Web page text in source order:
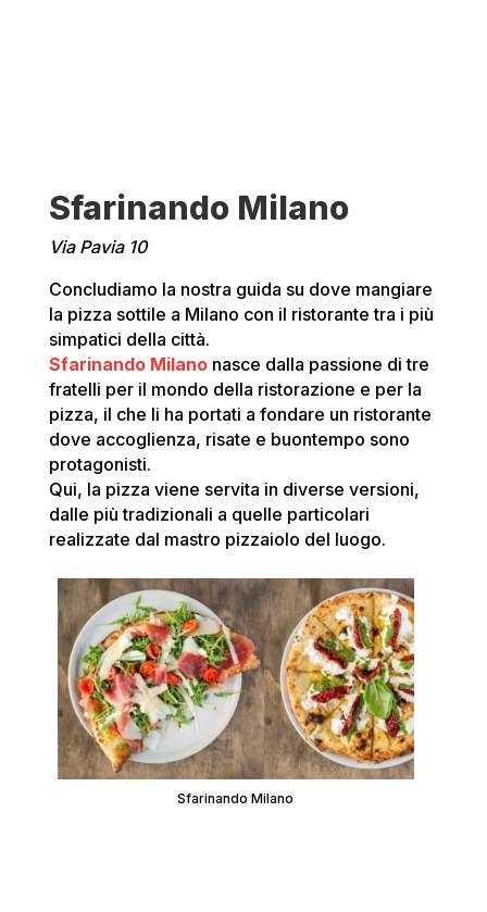
Sfarinando Milano
Via Pavia 10
Concludiamo la nostra guida su dove mangiare
la pizza sottile a Milano con il ristorante tra i più
simpatici della città.
Sfarinando Milanonasce dalla passione di tre
fratelli per il mondo della ristorazione e per la
pizza, il che li ha portati a fondare un ristorante
dove accoglienza, risate e buontempo sono
protagonisti.
Qui, la pizza viene servita in diverse versioni,
dalle più tradizionali a quelle particolari
realizzate dal mastro pizzaiolo del luogo.
Sfarinando Milano